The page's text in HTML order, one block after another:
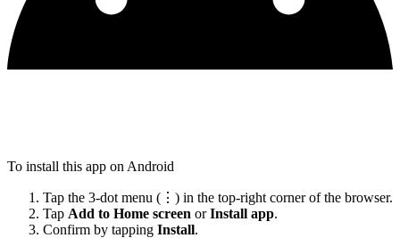
To install this app on Android
Tap the 3-dot menu (⋮) in the top-right corner of the browser.
Tap Add to Home screen orInstall app.
Confirm by tapping Install.